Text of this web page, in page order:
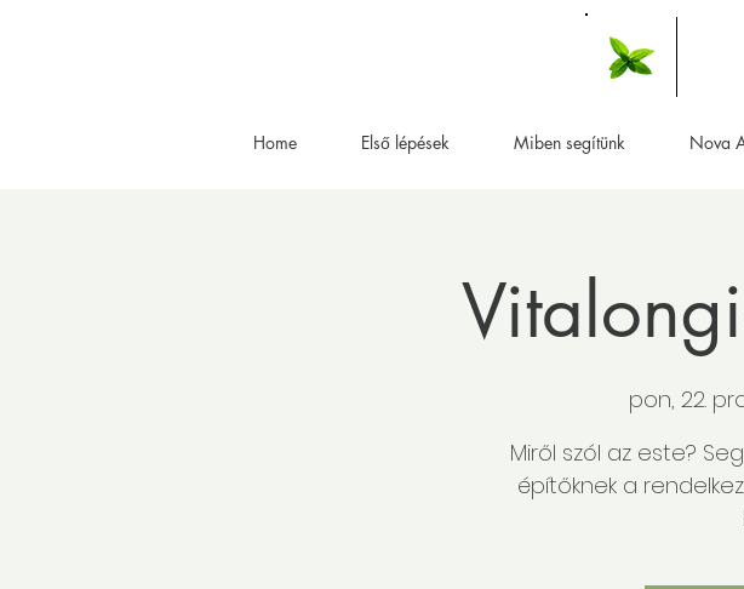
Home Első lépések Miben segítünk Nova
pon, 22.
Miről szól az este?
építőknek a